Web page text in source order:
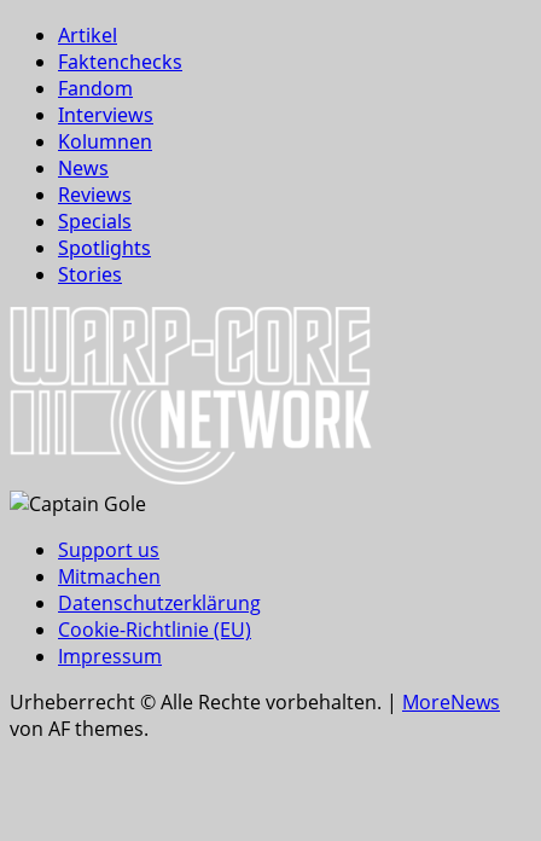
Artikel
Faktenchecks
Fandom
Interviews
Kolumnen
News
Reviews
Specials
Spotlights
Stories
Support us
Mitmachen
Datenschutzerklärung
Cookie-Richtlinie (EU)
Impressum
Urheberrecht © Alle Rechte vorbehalten. | MoreNews
von AF themes.